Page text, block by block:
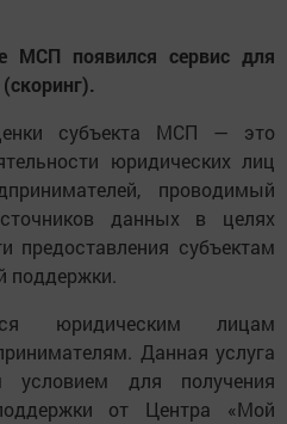
МСП появился сервис для
субъекта МСП — это
юридических лиц
проводимый
данных в целях
предоставления субъектам
поддержки.
юридическим лицам
Данная услуга
условием для получения
от Центра «Мой